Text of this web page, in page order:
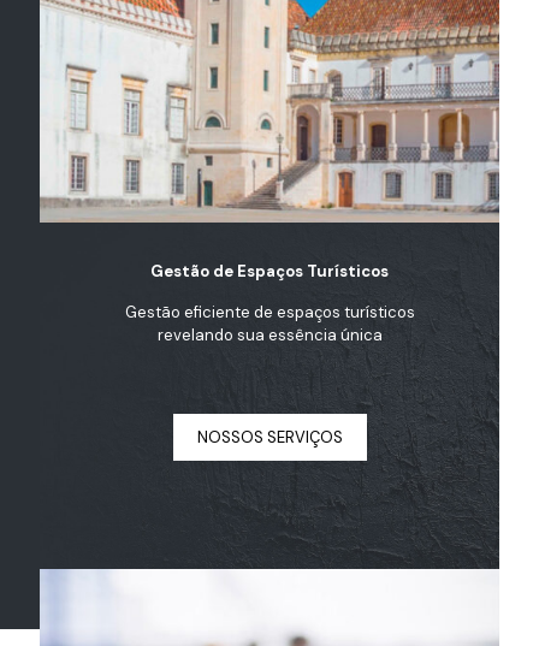
Gestão de Espaços Turísticos
Gestão eficiente de espaços turísticos
revelando sua essência única
NOSSOS SERVIÇOS